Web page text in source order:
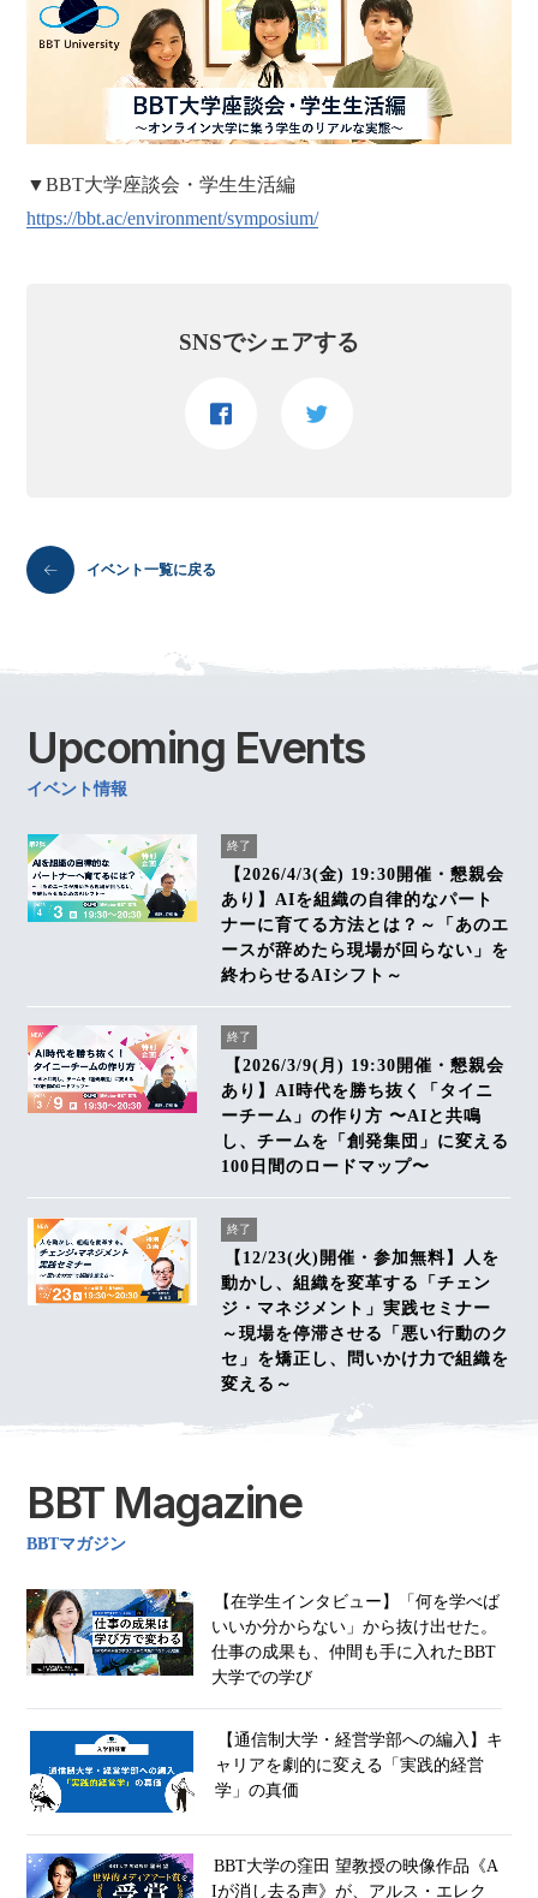
▼BBT大学座談会・学生生活編
https://bbt.ac/environment/symposium/
SNSでシェアする
イベント一覧に戻る
Upcoming Events
イベント情報
終了
【2026/4/3(金) 19:30開催・懇親会
あり】AIを組織の自律的なパート
ナーに育てる方法とは？～「あのエ
ースが辞めたら現場が回らない」を
終わらせるAIシフト～
終了
【2026/3/9(月) 19:30開催・懇親会
あり】AI時代を勝ち抜く「タイニ
ーチーム」の作り方 〜AIと共鳴
し、チームを「創発集団」に変える
100日間のロードマップ〜
終了
【12/23(火)開催・参加無料】人を
動かし、組織を変革する「チェン
ジ・マネジメント」実践セミナー
～現場を停滞させる「悪い行動のク
セ」を矯正し、問いかけ力で組織を
変える～
BBT Magazine
BBTマガジン
【在学生インタビュー】「何を学べば
いいか分からない」から抜け出せた。
仕事の成果も、仲間も手に入れたBBT
大学での学び
【通信制大学・経営学部への編入】キ
ャリアを劇的に変える「実践的経営
学」の真価
BBT大学の窪田 望教授の映像作品《A
Iが消し去る声》が、アルス・エレク